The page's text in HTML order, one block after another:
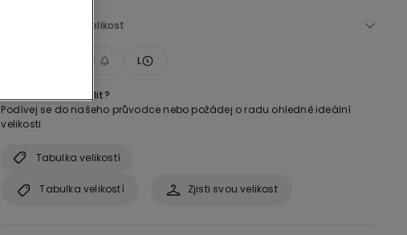
Zvol si velikost
M L
Jakou velikost zvolit?
Podívej se do našeho průvodce nebo požádej o radu ohledně ideální
velikosti
Tabulka velikostí
Zjisti svou velikost
Tabulka velikostí